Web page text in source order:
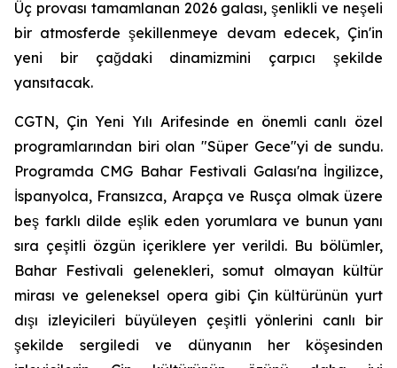
Üç provası tamamlanan 2026 galası, şenlikli ve neşeli
bir atmosferde şekillenmeye devam edecek, Çin'in
yeni bir çağdaki dinamizmini çarpıcı şekilde
yansıtacak.
CGTN, Çin Yeni Yılı Arifesinde en önemli canlı özel
programlarından biri olan "Süper Gece"yi de sundu.
Programda CMG Bahar Festivali Galası'na İngilizce,
İspanyolca, Fransızca, Arapça ve Rusça olmak üzere
beş farklı dilde eşlik eden yorumlara ve bunun yanı
sıra çeşitli özgün içeriklere yer verildi. Bu bölümler,
Bahar Festivali gelenekleri, somut olmayan kültür
mirası ve geleneksel opera gibi Çin kültürünün yurt
dışı izleyicileri büyüleyen çeşitli yönlerini canlı bir
şekilde sergiledi ve dünyanın her köşesinden